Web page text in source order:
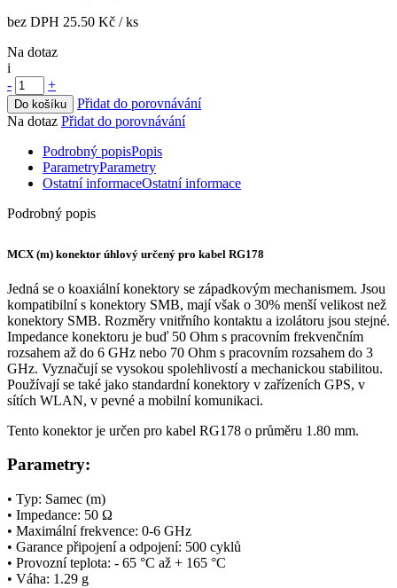
bez DPH 25.50 Kč / ks
Na dotaz
i
-
+
Do košíku
Přidat do porovnávání
Na dotaz Přidat do porovnávání
Podrobný popisPopis
ParametryParametry
Ostatní informaceOstatní informace
Podrobný popis
MCX (m) konektor úhlový určený pro kabel RG178
Jedná se o koaxiálníkonektory se západkovým mechanismem. Jsou
kompatibilní s konektory SMB, mají však o 30% menší velikost než
konektory SMB. Rozměry vnitřního kontaktu a izolátoru jsou stejné.
Impedance konektoru je buď 50 Ohm s pracovním frekvenčním
rozsahem až do 6 GHz nebo 70 Ohm s pracovním rozsahem do 3
GHz. Vyznačují se vysokou spolehlivostí a mechanickou stabilitou.
Používají se také jako standardníkonektory v zařízeních GPS, v
sítích WLAN, v pevné a mobilní komunikaci.
Tento konektorje určen pro kabel RG178 o průměru 1.80 mm.
Parametry:
• Typ: Samec (m)
• Impedance: 50 Ω
• Maximálnífrekvence: 0-6 GHz
• Garance připojení a odpojení: 500 cyklů
• Provozní teplota: - 65 °C až + 165 °C
• Váha: 1.29 g